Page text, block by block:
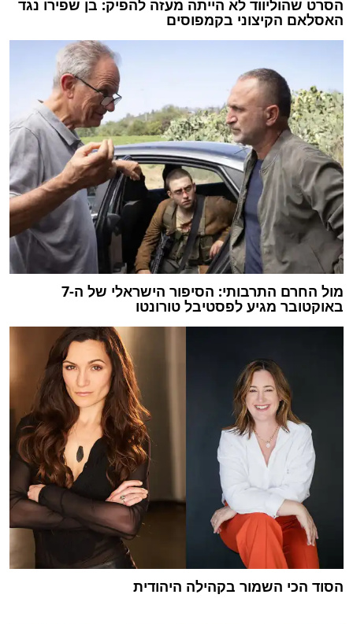
הסרט שהוליווד לא הייתה מעזה להפיק: בן שפירו נגד
האסלאם הקיצוני בקמפוסים
מול החרם התרבותי: הסיפור הישראלי של ה-7
באוקטובר מגיע לפסטיבל טורונטו
הסוד הכי השמור בקהילה היהודית